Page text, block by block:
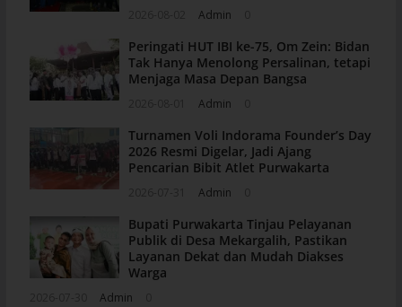
Admin
Peringati HUT IBI ke-75, Om Zein: Bidan
Tak Hanya Menolong Persalinan, tetapi
Menjaga Masa Depan Bangsa
Admin
Turnamen Voli Indorama Founder’s Day
2026 Resmi Digelar, Jadi Ajang
Pencarian Bibit Atlet Purwakarta
Admin
Bupati Purwakarta Tinjau Pelayanan
Publik di Desa Mekargalih, Pastikan
Layanan Dekat dan Mudah Diakses
Warga
Admin